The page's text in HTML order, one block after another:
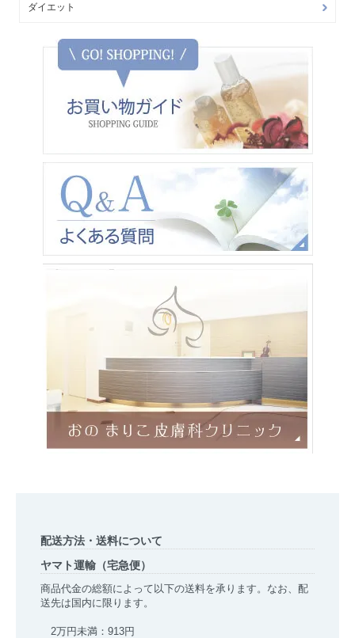
ダイエット
配送方法・送料について
ヤマト運輸（宅急便）
商品代金の総額によって以下の送料を承ります。なお、配
送先は国内に限ります。
2万円未満：913円